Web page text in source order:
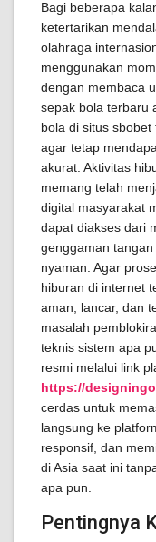
Bagi beberapa
ketertarikan
olahraga
menggunakan
dengan membaca
sepak bola terbaru
bola di situs
agar tetap
akurat. Aktivitas
memang telah
digital masyarakat
dapat diakses dari
genggaman
nyaman. Agar
hiburan di internet
aman, lancar, dan
masalah
teknis sistem apa
resmi melalui link
https://
cerdas untuk
langsung ke
responsif, dan
di Asia saat ini
apa pun.
Pentingnya